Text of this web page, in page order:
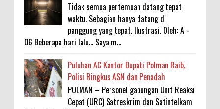
Tidak semua pertemuan datang tepat
waktu. Sebagian hanya datang di
panggung yang tepat. Ilustrasi. Oleh: A -
06 Beberapa hari lalu... Saya m...
Puluhan AC Kantor Bupati Polman Raib,
Polisi Ringkus ASN dan Penadah
POLMAN – Personel gabungan Unit Reaksi
Cepat (URC) Satreskrim dan Satintelkam